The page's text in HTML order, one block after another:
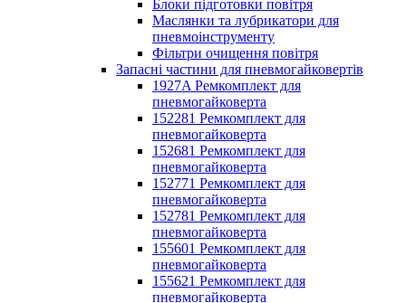
Блоки підготовки повітря
Маслянки та лубрикатори для
пневмоінструменту
Фільтри очищення повітря
Запасні частини для пневмогайковертів
1927A Ремкомплект для
пневмогайковерта
152281 Ремкомплект для
пневмогайковерта
152681 Ремкомплект для
пневмогайковерта
152771 Ремкомплект для
пневмогайковерта
152781 Ремкомплект для
пневмогайковерта
155601 Ремкомплект для
пневмогайковерта
155621 Ремкомплект для
пневмогайковерта